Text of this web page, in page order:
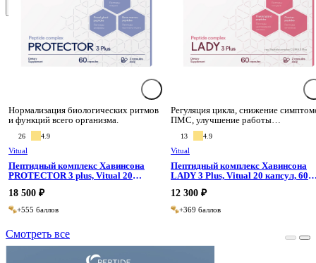
Применить
Смотреть все
Нормализация биологических ритмов
и функций всего организма.
26 4.9
Vitual
Пептидный комплекс Хавинсона
PROTECTOR 3 plus, Vitual 20
18 500 ₽
+555 баллов
Регуляция цикла, снижение
ПМС, улучшение работы
репродуктивной системы.
13 4.9
Vitual
Пептидный комплекс Хавинсона
LADY 3 Plus, Vitual 20 капсул, 60
12 300 ₽
+369 баллов